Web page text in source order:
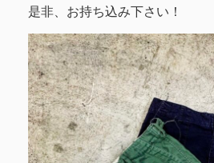
是非、お持ち込み下さい！